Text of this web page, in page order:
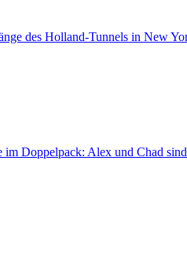
des Holland-Tunnels in New
Doppelpack: Alex und Chad